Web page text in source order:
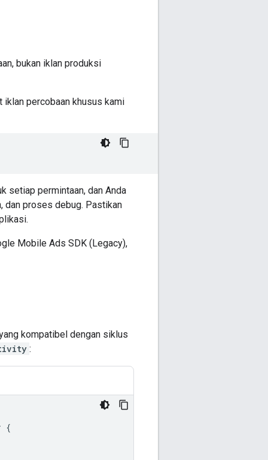
bukan iklan produksi
iklan percobaan khusus kami
setiap permintaan, dan Anda
dan proses debug. Pastikan
Mobile Ads SDK (Legacy),
kompatibel dengan siklus
:
{